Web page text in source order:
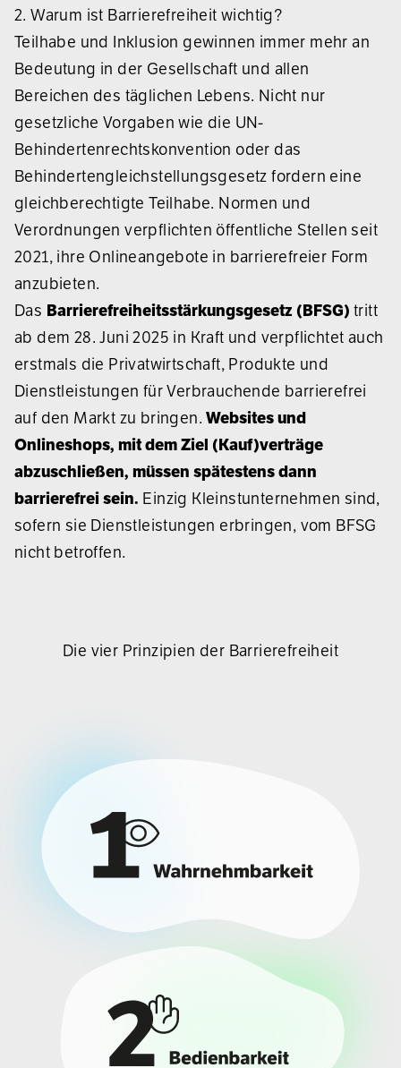
2. Warum ist Barrierefreiheit wichtig?
Teilhabe und Inklusion gewinnen immer mehr an
Bedeutung in der Gesellschaft und allen
Bereichen des täglichen Lebens. Nicht nur
gesetzliche Vorgaben wie die UN-
Behindertenrechtskonvention oder das
Behindertengleichstellungsgesetz fordern eine
gleichberechtigte Teilhabe. Normen und
Verordnungen verpflichten öffentliche Stellen seit
2021, ihre Onlineangebote in barrierefreier Form
anzubieten.
Das Barrierefreiheitsstärkungsgesetz (BFSG) tritt
ab dem 28. Juni 2025 in Kraft und verpflichtet auch
erstmals die Privatwirtschaft, Produkte und
Dienstleistungen für Verbrauchende barrierefrei
auf den Markt zu bringen.Websites und
Onlineshops, mit dem Ziel (Kauf)verträge
abzuschließen, müssen spätestens dann
barrierefrei sein. Einzig Kleinstunternehmen sind,
sofern sie Dienstleistungen erbringen, vom BFSG
nicht betroffen.
Die vier Prinzipien der Barrierefreiheit